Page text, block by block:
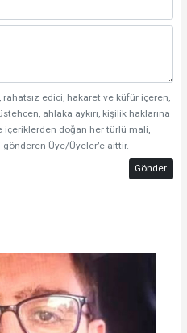
rahatsız edici, hakaret ve küfür içeren,
ahlaka aykırı, kişilik haklarına
içeriklerden doğan her türlü mali,
Üye/Üyeler’e aittir.
Gönder